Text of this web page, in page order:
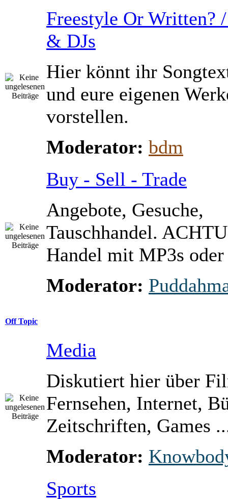
Freestyle Or Written?
& DJs
Hier könnt ihr
und eure eigenen
vorstellen.
Moderator: bdm
Buy - Sell - Trade
Angebote, Gesuche,
Tauschhandel.
Handel mit MP3s
Moderator:
Off Topic
Media
Diskutiert hier über
Fernsehen, Internet,
Zeitschriften, Games
Moderator:
Sports